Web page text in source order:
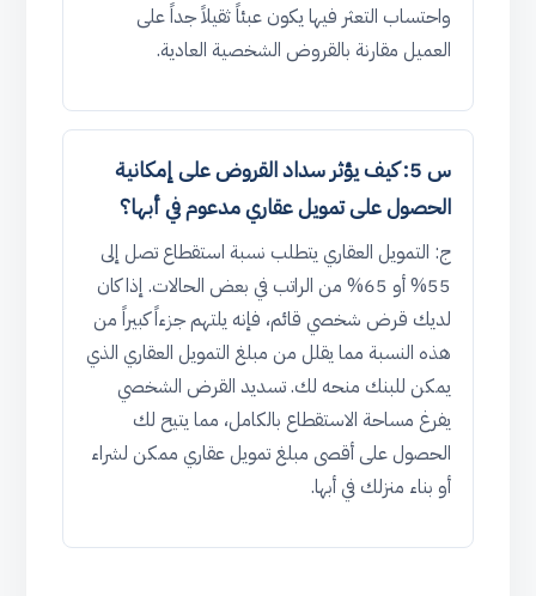
واحتساب التعثر فيها يكون عبئاً ثقيلاً جداً على
العميل مقارنة بالقروض الشخصية العادية.
س 5: كيف يؤثر سداد القروض على إمكانية
الحصول على تمويل عقاري مدعوم في أبها؟
ج: التمويل العقاري يتطلب نسبة استقطاع تصل إلى
55% أو 65% من الراتب في بعض الحالات. إذا كان
لديك قرض شخصي قائم، فإنه يلتهم جزءاً كبيراً من
هذه النسبة مما يقلل من مبلغ التمويل العقاري الذي
يمكن للبنك منحه لك. تسديد القرض الشخصي
يفرغ مساحة الاستقطاع بالكامل، مما يتيح لك
الحصول على أقصى مبلغ تمويل عقاري ممكن لشراء
أو بناء منزلك في أبها.